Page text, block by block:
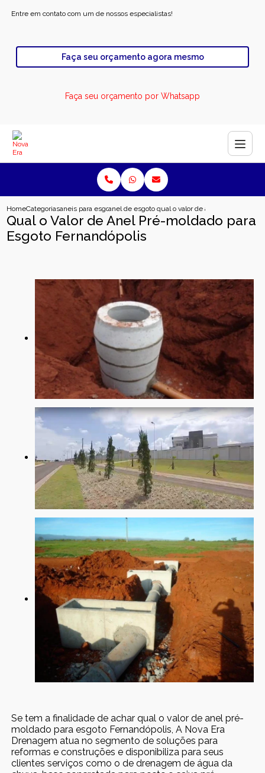
Entre em contato com um de nossos especialistas!
Faça seu orçamento agora mesmo
Faça seu orçamento por Whatsapp
HomeCategoriasaneis para esgotoanel de esgoto industrialqual o valor de anel pre moldado
Qual o Valor de Anel Pré-moldado para
Esgoto Fernandópolis
Se tem a finalidade de achar qual o valor de anel pré-
moldado para esgoto Fernandópolis, A Nova Era
Drenagem atua no segmento de soluções para
reformas e construções e disponibiliza para seus
clientes serviços como o de drenagem de água da